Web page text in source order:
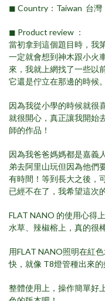
◼︎ Country：Taiwan 台灣
◼︎ Product review ：
當初拿到這個題目時，我
一定就會想到神木跟小火
來，我就上網找了一些以
它還是佇立在那邊的時候。
因為我從小學的時候就很
就很開心，真正讓我開始
師的作品！
因為我爸爸媽媽都是嘉義
弟去阿里山玩但因為他們
有時間！等到長大之後，
已經不在了，我希望這次
FLAT NANO 的使用心得
水草、辣椒榕上，真的很棒
用FLAT NANO照明在紅
快，就像 T8燈管種出來的
整體使用上，操作簡單好